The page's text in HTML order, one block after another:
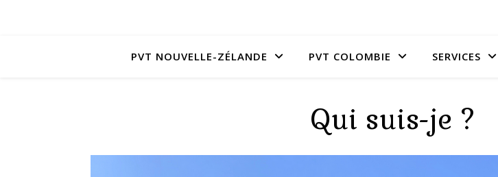
PVT NOUVELLE-ZÉLANDE PVT COLOMBIE SERVICES
Qui suis-je ?